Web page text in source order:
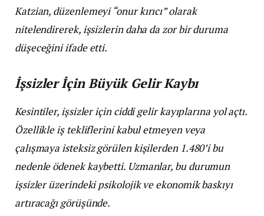
Katzian, düzenlemeyi “onur kırıcı” olarak
nitelendirerek, işsizlerin daha da zor bir duruma
düşeceğini ifade etti.
İşsizler İçin Büyük Gelir Kaybı
Kesintiler, işsizler için ciddi gelir kayıplarına yol açtı.
Özellikle iş tekliflerini kabul etmeyen veya
çalışmaya isteksiz görülen kişilerden 1.480’i bu
nedenle ödenek kaybetti. Uzmanlar, bu durumun
işsizler üzerindeki psikolojik ve ekonomik baskıyı
artıracağı görüşünde.